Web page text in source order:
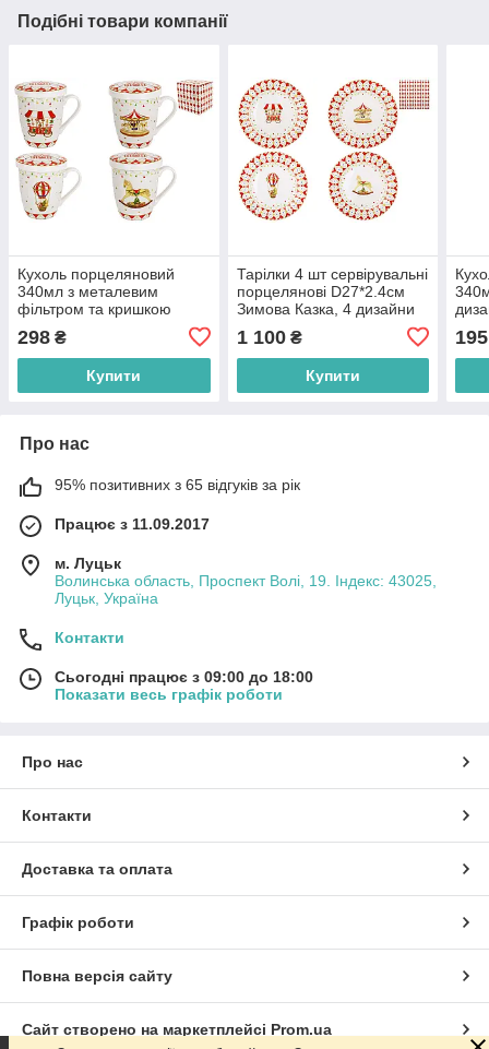
Подібні товари компанії
Кухоль порцеляновий
340мл з металевим
фільтром та кришкою
Зимова казка, 4 дизайни
К129
298 ₴
Купити
Тарілки 4 шт сервірувальні
порцелянові D27*2.4см
Зимова Казка, 4 дизайни
1 100₴
Купити
195
Про нас
95% позитивних з 65 відгуків за рік
Працює з 11.09.2017
м. Луцьк
Волинська область, Проспект Волі, 19. Індекс: 43025,
Луцьк, Україна
Контакти
Сьогодні працює з 09:00 до 18:00
Показати весь графік роботи
Про нас
Контакти
Доставка та оплата
Графік роботи
Повна версія сайту
Сайт створено на маркетплейсі Prom.ua